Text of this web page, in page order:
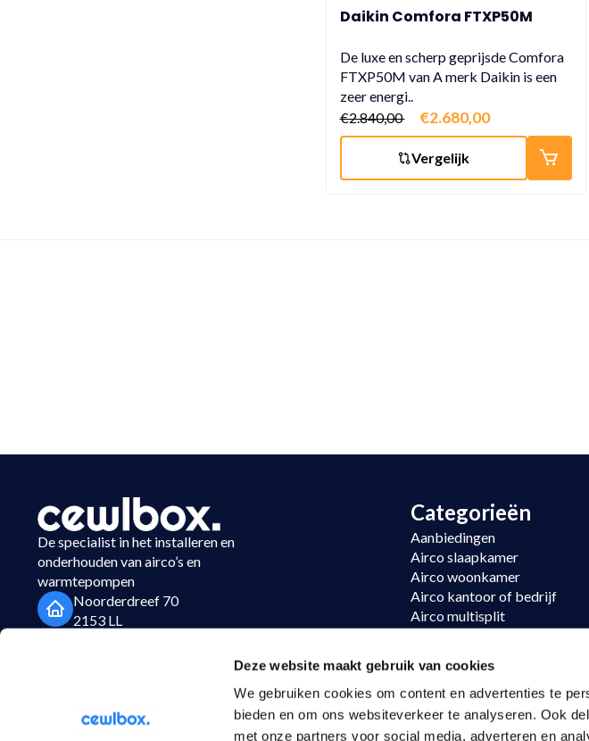
Deze website maakt gebruik van cookies
We gebruiken cookies om content en advertenties te
bieden en om ons websiteverkeer te analyseren. Ook
met onze partners voor social media, adverteren en
Daikin Comfora FTXP50M
De luxe en scherp geprijsde Comfora
FTXP50M van A merk Daikin is een
zeer energi..
€2.840,00
€2.680,00
Vergelijk
De specialist in het installeren en
onderhouden van airco’s en
warmtepompen
Noorderdreef 70
2153 LL
Categorieën
Aanbiedingen
Airco slaapkamer
Airco woonkamer
Airco kantoor of bedrijf
Airco multisplit
LG